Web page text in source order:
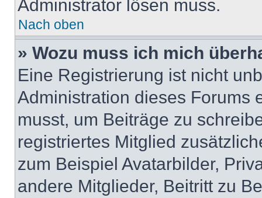
Administrator lösen muss.
Nach oben
» Wozu muss ich mich
Eine Registrierung ist nicht
Administration dieses Forums
musst, um Beiträge zu
registriertes Mitglied
zum Beispiel Avatarbilder,
andere Mitglieder, Beitritt zu